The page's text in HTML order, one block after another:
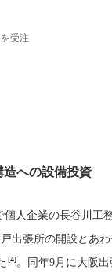
受注
への設備投資
人企業の長谷川工
出張所の開設とあ
[4]。同年9月に大阪出